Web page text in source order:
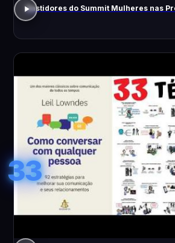
Bastidores do Summit Mulheres nas
33